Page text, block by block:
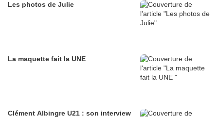
Les photos de Julie
La maquette fait la UNE
Clément Albingre U21 : son interview